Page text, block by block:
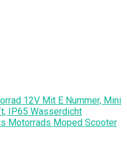
12V Mit E Nummer, Mini
IP65 Wasserdicht
Motorrads Moped Scooter